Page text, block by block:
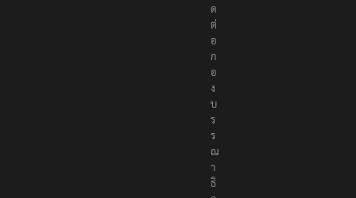
ติ
ด
ต่
อ
ก
อ
ง
บ
ร
ร
ณ
า